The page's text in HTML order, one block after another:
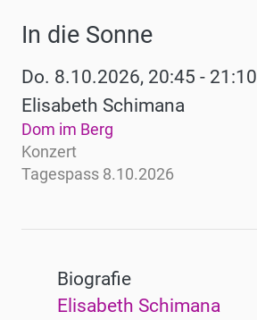
Werke
In die Sonne
Do. 8.10.2026, 20:45 - 21:10
Elisabeth Schimana
Dom im Berg
Konzert
Tagespass 8.10.2026
Biografie
Elisabeth Schimana